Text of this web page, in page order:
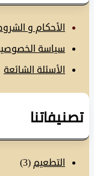
الأحكام و الشروط
سياسة الخصوصية
الأسئلة الشائعة
التطعيم(3)